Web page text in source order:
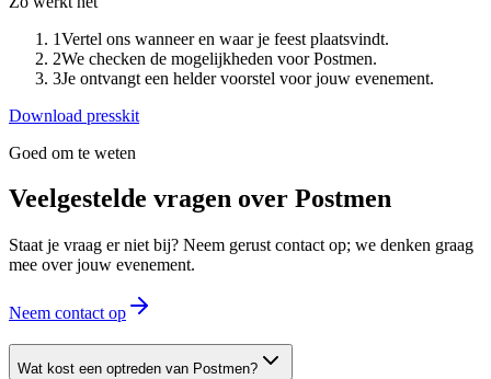
1Vertel ons wanneer en waar je feest plaatsvindt.
2We checken de mogelijkheden voor Postmen.
3Je ontvangt een helder voorstel voor jouw evenement.
Download presskit
Goed om te weten
Veelgestelde vragen over Postmen
Staat je vraag er niet bij? Neem gerust contact op; we denken graag
mee over jouw evenement.
Neem contact op
Wat kost een optreden van Postmen?